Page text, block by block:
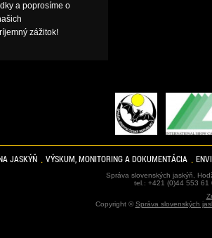
a poprosíme o
zážitok!
JASKÝŇ VÝSKUM, MONITORING A DOKUMENTÁCIA
Správa slovenských jaskýň,
tel.: +421 (0)44 553
Copyright ©Správa slovenských